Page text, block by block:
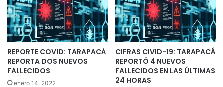
REPORTE COVID: TARAPACÁ
REPORTA DOS NUEVOS
FALLECIDOS
enero 14, 2022
CIFRAS CIVID-19: TARAPACÁ
REPORTÓ 4 NUEVOS
FALLECIDOS EN LAS ÚLTIMAS
24 HORAS